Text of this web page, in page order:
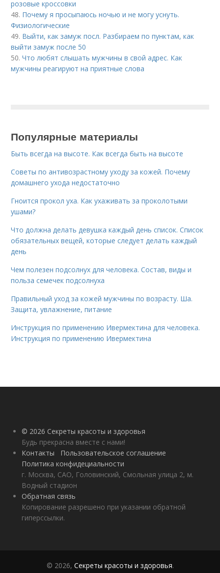
розовые кроссовки
48. Почему я просыпаюсь ночью и не могу уснуть.
Физиологические
49. Выйти, как замуж посл. Разбираем по пунктам, как
выйти замуж после 50
50.Что любят слышать мужчины в свой адрес. Как
мужчины реагируют на приятные слова
Популярные материалы
Быть всегда на высоте. Как всегда быть на высоте
Советы по антивозрастному уходу за кожей. Почему
домашнего ухода недостаточно
Гноится прокол уха. Как ухаживать за проколотыми
ушами?
Что должна делать девушка каждый день список. Список
обязательных вещей, которые следует делать каждый
день
Чем полезен подсолнух для человека. Состав, виды и
польза семечек подсолнуха
Правильный уход за кожей мужчины по возрасту. Ша.
Защита, увлажнение, питание
Инструкция по применению Ивермектина для человека.
Инструкция по применению Ивермектина
© 2026 Секреты красоты и здоровья
Будь прекрасна вместе с нами!
Контакты
Пользовательское соглашение
Политика конфидециальности
г. Москва, САО, Головинский, Смольная улица 2, м.
Водный стадион
Обратная связь
Копирование разрешено при указании обратной
гиперссылки.
© 2026, Секреты красоты и здоровья.